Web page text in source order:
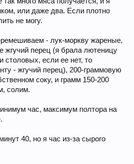
или даже два. Если плотно
не могу.
- лук-моркву жареные,
жгучий перец (я брала лютеницу
столовых, если ее нет, то
- жгучий перец), 200-граммовую
соку, и грамм 150-200
солим.
час, максимум полтора на
40, но я час из-за сырого